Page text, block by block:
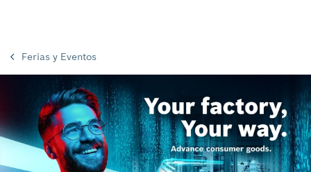
Ferias y Eventos